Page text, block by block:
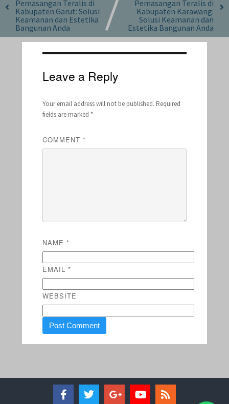
Pemasangan Teralis di
Kabupaten Garut: Solusi
Keamanan dan Estetika
Bangunan Anda
Pemasangan Teralis di
Kabupaten Karawang:
Solusi Keamanan dan
Estetika Bangunan Anda
Leave a Reply
Your email address will not be published. Required
fields are marked *
COMMENT *
NAME *
EMAIL *
WEBSITE